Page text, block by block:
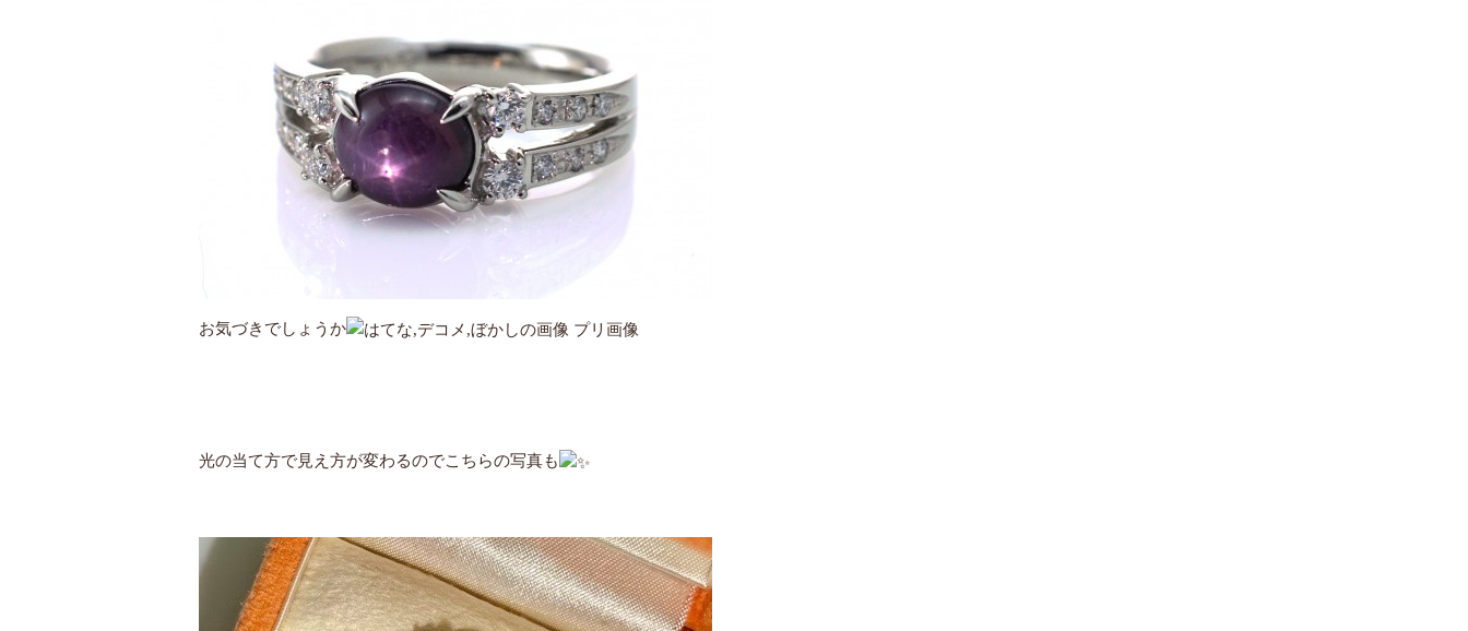
お気づきでしょうか
光の当て方で見え方が変わるのでこちらの写真も